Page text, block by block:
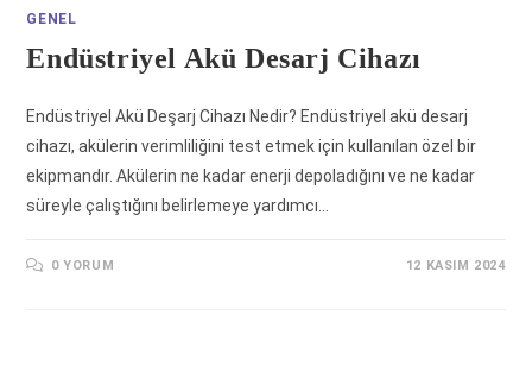
GENEL
Endüstriyel Akü Desarj Cihazı
Endüstriyel Akü Deşarj Cihazı Nedir? Endüstriyel akü desarj
cihazı, akülerin verimliliğini test etmek için kullanılan özel bir
ekipmandır. Akülerin ne kadar enerji depoladığını ve ne kadar
süreyle çalıştığını belirlemeye yardımcı…
0 YORUM 12 KASIM 2024